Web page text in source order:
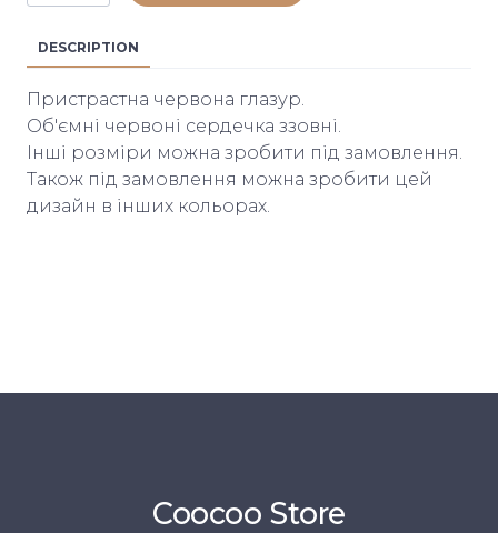
DESCRIPTION
Пристрастна червона глазур.
Об'ємні червоні сердечка ззовні.
Інші розміри можна зробити під замовлення.
Також під замовлення можна зробити цей
дизайн в інших кольорах.
Coocoo Store